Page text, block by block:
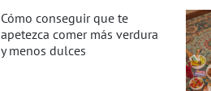
Cómo conseguir que te
apetezca comer más verdura
y menos dulces